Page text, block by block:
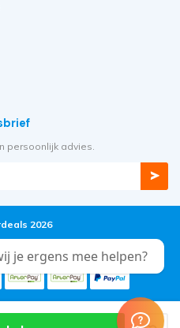
persoonlijk advies.
2026
je ergens mee helpen?